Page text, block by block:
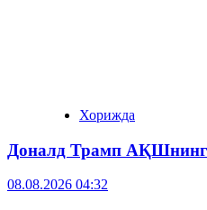
Хорижда
Доналд Трамп АҚШнинг
08.08.2026 04:32